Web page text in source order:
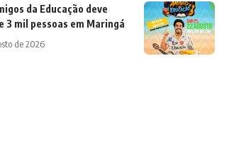
da Educação deve
3 mil pessoas em Maringá
de 2026